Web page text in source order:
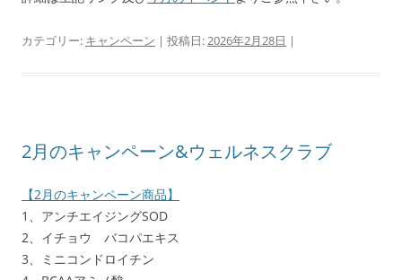
カテゴリー: キャンペーン | 投稿日:2026年2月28日 |
2月のキャンペーン&ウェルネスクラブ
【2月のキャンペーン商品】
1、アンチエイジングSOD
2、イチョウ バコパエキス
3、ミニコンドロイチン